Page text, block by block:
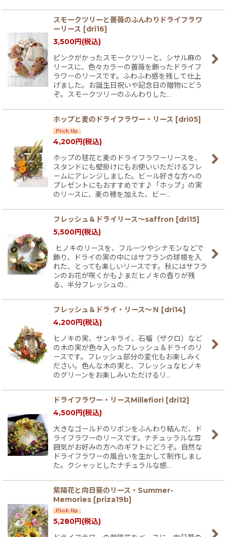
スモークツリーと薔薇のふんわりドライフラワ
ーリース [dri16]
3,500円(税込)
ピンクがかったスモークツリーと、シサル麻の
リースに、色々カラーの薔薇を飾ったドライフ
ラワーのリースです。ふわふわ感を残して仕上
げました。お誕生日祝いや記念日の贈物にどう
ぞ。スモークツリーのふんわりした…
ホップと麦のドライフラワー・リース [dri05]
4,200円(税込)
ホップの毬花と麦のドライフラワーリースを、
スタンドにも壁掛けにもお使いいただけるフレ
ームにアレンジしました。ビール好きな方への
プレゼントにもおすすめです♪「ホップ」の実
のリースに、麦の穂を加えた、ビー…
フレッシュ＆ドライリース〜saffron [dri15]
5,500円(税込)
ヒノキのリースを、フルーツやシナモンなどで
飾り、ドライの実の中にはサフランの球根を入
れた、とっても楽しいリースです。秋にはサフラ
ンのお花が咲くかも♪まだヒノキの香りが残
る、半分フレッシュの…
フレッシュ＆ドライ・リース〜Ｎ [dri14]
4,200円(税込)
ヒノキの実、サンキライ、石榴（ザクロ）など
の木の実が色々入ったフレッシュ＆ドライのリ
ースです。フレッシュ部分の変化もお楽しみく
ださい。色んな木の実と、フレッシュなヒノキ
のグリーンをお楽しみいただけるリ…
ドライフラワー・リースMillefiori [dri12]
4,500円(税込)
大きなゴールドのリボンをふんわり結んだ、ド
ライフラワーのリースです。ナチュッラルな雰
囲気がお好みの方へのギフトにどうぞ。自然な
ドライフラワーの風合いを生かして制作しまし
た。クシャッとしたナチュラルな感…
紫陽花と向日葵のリース・Summer-
Memories [priza19b]
5,280円(税込)